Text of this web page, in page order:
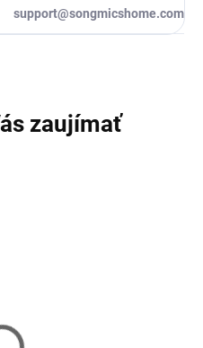
support@songmicshome.com
zaujímať